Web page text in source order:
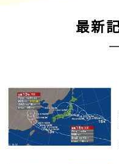
最新